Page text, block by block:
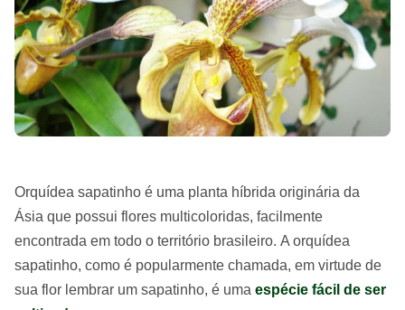
Orquídea sapatinho é uma planta híbrida originária da
Ásia que possui flores multicoloridas, facilmente
encontrada em todo o território brasileiro. A orquídea
sapatinho, como é popularmente chamada, em virtude de
sua flor lembrar um sapatinho, é uma espécie fácil de ser